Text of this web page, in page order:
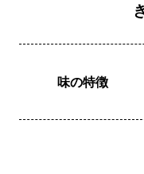
味の特徴